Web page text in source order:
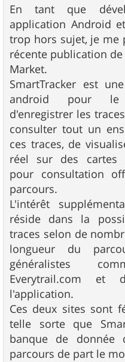
g
e
En tant que
application Android
trop hors sujet, je me
récente publication
Market.
SmartTracker est
android pour le
d'enregistrer les
consulter tout un
ces traces, de
réel sur des cartes
pour consultation
parcours.
L'intérêt
réside dans la
traces selon de
longueur du
généralistes
Everytrail.com
l'application.
Ces deux sites sont
telle sorte que
banque de
parcours de part le